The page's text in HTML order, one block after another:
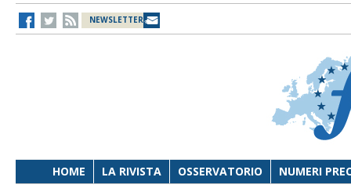
NEWSLETTER
HOME LA RIVISTA OSSERVATORIO NUMERI